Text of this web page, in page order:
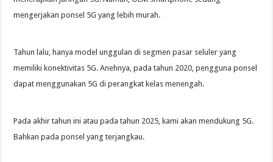
mengerjakan ponsel 5G yang lebih murah.
Tahun lalu, hanya model unggulan di segmen pasar seluler yang
memiliki konektivitas 5G. Anehnya, pada tahun 2020, pengguna ponsel
dapat menggunakan 5G di perangkat kelas menengah.
Pada akhir tahun ini atau pada tahun 2025, kami akan mendukung 5G.
Bahkan pada ponsel yang terjangkau.